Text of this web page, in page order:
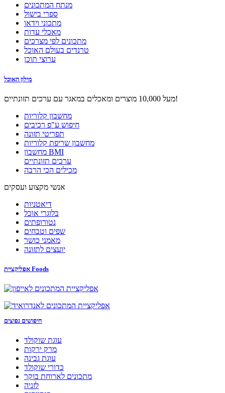
מנתח המתכונים
ספרי בישול
מתכוני וידאו
מאכלי עדות
מתכונים לפי מצרכים
טרנדים בעולם האוכל
ערוצי תוכן
מילון האוכל
מעל 10,000 מוצרים ומאכלים במאגר עם ערכים תזונתיים!
מחשבון קלוריות
חיפוש ע"פ רכיבים
תפריטי תזונה
מחשבון שריפת קלוריות
מחשבון BMI
ערכים תזונתיים
מכילים הכי הרבה
אנשי מקצוע ועסקים
דיאטניות
בלוגרי אוכל
נטורופתים
שפים וטבחים
מאמני כושר
יועצים לתזונה
אפליקציית Foods
חיפושים נפוצים
עוגת שוקולד
מרק ירקות
עוגת גבינה
כדורי שוקולד
מתכונים לארוחת בוקר
לזניה